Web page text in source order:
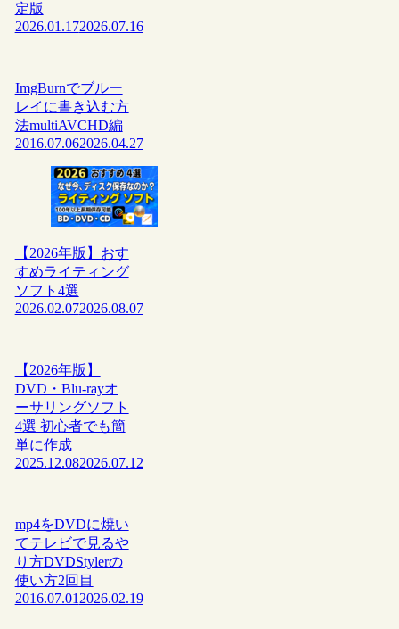
定版
2026.01.172026.07.16
ImgBurnでブルー
レイに書き込む方
法multiAVCHD編
2016.07.062026.04.27
【2026年版】おす
すめライティング
ソフト4選
2026.02.072026.08.07
【2026年版】
DVD・Blu-rayオ
ーサリングソフト
4選 初心者でも簡
単に作成
2025.12.082026.07.12
mp4をDVDに焼い
てテレビで見るや
り方DVDStylerの
使い方2回目
2016.07.012026.02.19